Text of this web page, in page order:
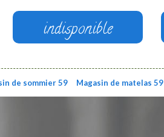
indisponible
de sommier 59 Magasin de matelas 59